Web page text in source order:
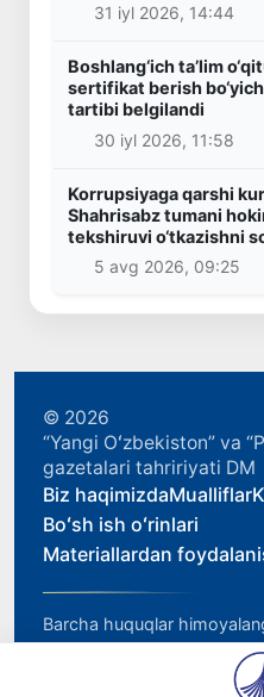
31 iyl 2026, 14:44
Boshlang‘ich ta’lim
sertifikat berish
tartibi belgilandi
30 iyl 2026, 11:58
Korrupsiyaga qarshi
Shahrisabz tumani
tekshiruvi o‘tkazishni
5 avg 2026, 09:25
© 2026
“Yangi Oʻzbekiston” va
gazetalari tahririyati DM
Biz haqimizdaMualliflar
Boʻsh ish oʻrinlari
Materiallardan
Barcha huquqlar